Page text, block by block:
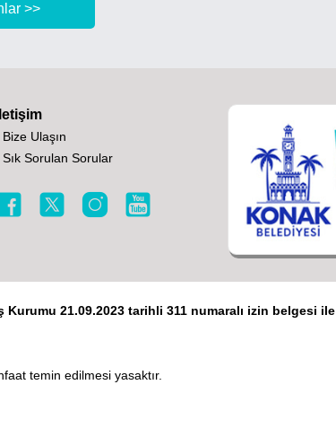
>>
İletişim
Ulaşın
Sık Sorulan Sorular
Kurumu 21.09.2023 tarihli 311 numaralı izin belgesi ile
temin edilmesi yasaktır.